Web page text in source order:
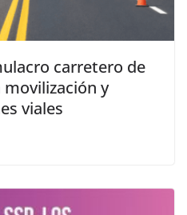
carretero de
movilización y
viales